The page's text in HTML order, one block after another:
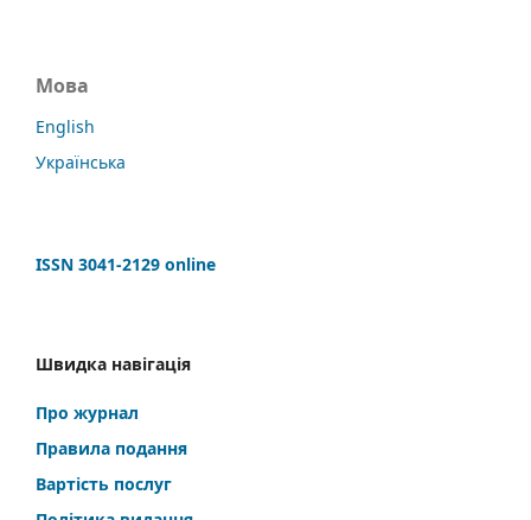
Мова
English
Українська
ISSN 3041-2129 online
Швидка навігація
Про журнал
Правила подання
Вартість послуг